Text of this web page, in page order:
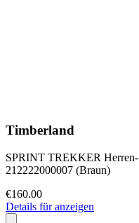
Timberland
SPRINT TREKKER Herren-
212222000007 (Braun)
€160.00
Details für anzeigen